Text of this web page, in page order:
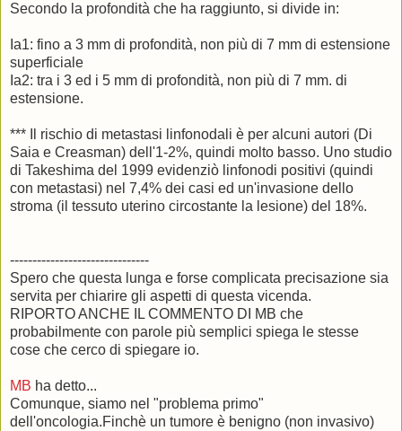
Secondo la profondità che ha raggiunto, si divide in:
Ia1: fino a 3 mm di profondità, non più di 7 mm di estensione
superficiale
Ia2: tra i 3 ed i 5 mm di profondità, non più di 7 mm. di
estensione.
*** Il rischio di metastasi linfonodali è per alcuni autori (Di
Saia e Creasman) dell'1-2%, quindi molto basso. Uno studio
di Takeshima del 1999 evidenziò linfonodi positivi (quindi
con metastasi) nel 7,4% dei casi ed un'invasione dello
stroma (il tessuto uterino circostante la lesione) del 18%.
-------------------------------
Spero che questa lunga e forse complicata precisazione sia
servita per chiarire gli aspetti di questa vicenda.
RIPORTO ANCHE IL COMMENTO DI MB che
probabilmente con parole più semplici spiega le stesse
cose che cerco di spiegare io.
MB ha detto...
Comunque, siamo nel "problema primo"
dell'oncologia.Finchè un tumore è benigno (non invasivo)